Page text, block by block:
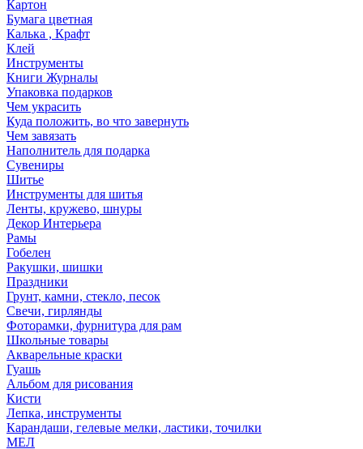
Картон
Бумага цветная
Калька , Крафт
Клей
Инструменты
Книги Журналы
Упаковка подарков
Чем украсить
Куда положить, во что завернуть
Чем завязать
Наполнитель для подарка
Сувениры
Шитье
Инструменты для шитья
Ленты, кружево, шнуры
Декор Интерьера
Рамы
Гобелен
Ракушки, шишки
Праздники
Грунт, камни, стекло, песок
Свечи, гирлянды
Фоторамки, фурнитура для рам
Школьные товары
Акварельные краски
Гуашь
Альбом для рисования
Кисти
Лепка, инструменты
Карандаши, гелевые мелки, ластики, точилки
МЕЛ